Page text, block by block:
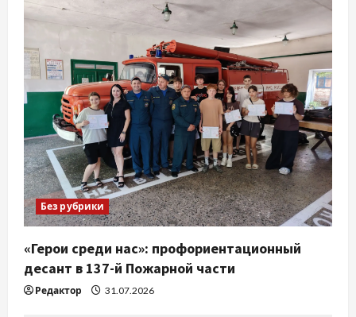
Без рубрики
«Герои среди нас»: профориентационный
десант в 137-й Пожарной части
Редактор 31.07.2026